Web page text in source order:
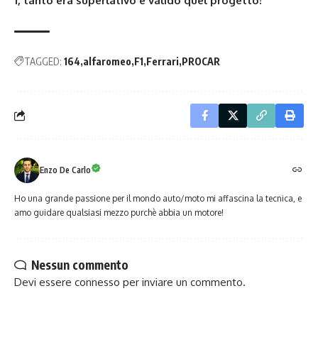
TAGGED: 164 alfaromeo F1 Ferrari PROCAR
Enzo De Carlo
Ho una grande passione per il mondo auto/moto mi affascina la tecnica, e
amo guidare qualsiasi mezzo purchè abbia un motore!
Nessun commento
Devi essere connesso per inviare un commento.